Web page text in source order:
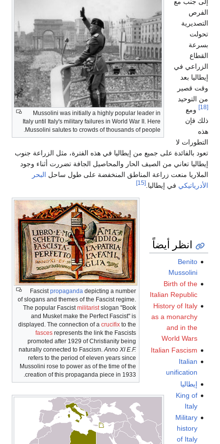
Mussolini was initially a highly popular leader in
Italy until Italy's military failures in World War II. Here
Mussolini salutes to crowds of thousands of people.
الفرص
التصديرية
تحولت
بسرعة
القطاع
الزراعي في
إيطاليا بعد
وقت قصير
من التوحيد
[18]
ومع
ذلك فإن
هذه
التطورات لا
تعود بالفائدة على جميع من إيطاليا في هذه الفترة، مثل الزراعة جنوب
إيطاليا تعاني من الصيف الحار والمحاصيل الجافة تضررت أثناء وجود
الملاريا منعت زراعة المناطق المنخفضة على طول ساحل البحر
الأدرياتيكي في إيطاليا. [15]
Fascistpropaganda depicting a number
of slogans and themes of the Fascist regime.
The popular Fascistmilitaristslogan "Book
and Musket make the Perfect Fascist" is
displayed. The connection of a crucifix to the
fasces represents the link the Fascists
promoted after 1929 of Christianity being
naturally connected to Fascism.Anno XI E.F.
refers to the period of eleven years since
Mussolini rose to power as of the time of the
creation of this propaganda piece in 1933.
انظر أيضاً
Benito
Mussolini
Birth of the
Italian Republic
History of Italy
as a monarchy
and in the
World Wars
Italian Fascism
Italian
unification
إيطاليا
King of
Italy
Military
history
of Italy